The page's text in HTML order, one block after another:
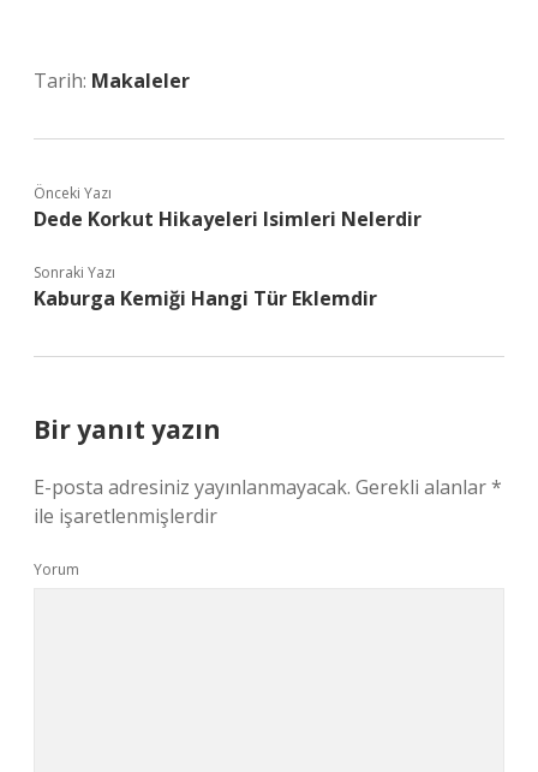
Tarih: Makaleler
Önceki Yazı
Dede Korkut Hikayeleri Isimleri Nelerdir
Sonraki Yazı
Kaburga Kemiği Hangi Tür Eklemdir
Bir yanıt yazın
E-posta adresiniz yayınlanmayacak. Gerekli alanlar*
ile işaretlenmişlerdir
Yorum